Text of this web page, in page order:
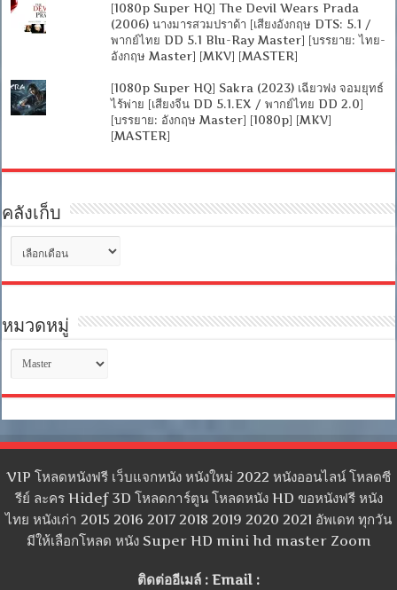
[1080p Super HQ] The Devil Wears Prada
(2006) นางมารสวมปราด้า [เสียงอังกฤษ DTS: 5.1 /
พากย์ไทย DD 5.1 Blu-Ray Master] [บรรยาย: ไทย-
อังกฤษ Master] [MKV] [MASTER]
[1080p Super HQ] Sakra (2023) เฉียวฟง จอมยุทธ์
ไร้พ่าย [เสียงจีน DD 5.1.EX / พากย์ไทย DD 2.0]
[บรรยาย: อังกฤษ Master] [1080p] [MKV]
[MASTER]
คลังเก็บ
คลัง
เก็บ
หมวดหมู่
หมวด
หมู่
VIP โหลดหนังฟรี เว็บแจกหนัง หนังใหม่ 2022 หนังออนไลน์ โหลดซี
รีย์ ละคร Hidef 3D โหลดการ์ตูน โหลดหนัง HD ขอหนังฟรี หนัง
ไทย หนังเก่า 2015 2016 2017 2018 2019 2020 2021 อัพเดท ทุกวัน
มีให้เลือกโหลด หนัง Super HD mini hd master Zoom
ติดต่ออีเมล์ : Email :